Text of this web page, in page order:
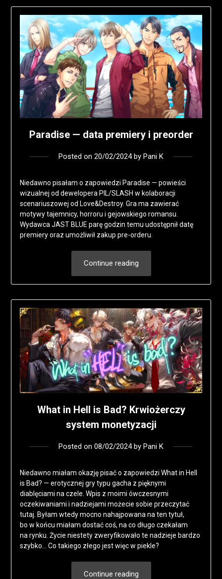
Paradise — data premiery i preorder
Posted on 20/02/2024by Pani K
Niedawno pisałam o zapowiedzi Paradise — powieści
wizualnej od dewelopera PIL/SLASH w kolaboracji
scenariuszowej od Love&Destroy. Gra ma zawierać
motywy tajemnicy, horroru i gejowskiego romansu.
Wydawca JAST BLUE parę godzin temu udostępnił datę
premiery oraz umożliwił zakup pre-orderu.
Continue reading
What in Hell is Bad? Krwiożerczy
system monetyzacji
Posted on 08/02/2024by Pani K
Niedawno miałam okazję pisać o zapowiedzi What in Hell
is Bad? — erotycznej gry typu gacha z pięknymi
diablęciami na czele. Wpis z moimi ówczesnymi
oczekiwaniami i nadziejami możecie sobie przeczytać
tutaj. Byłam wtedy mocno nahajpowana na ten tytuł,
bo w końcu miałam dostać coś, na co długo czekałam
na rynku. Życie niestety zweryfikowało te nadzieje bardzo
szybko… Co takiego złego jest więc w piekle?
Continue reading